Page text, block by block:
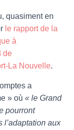
quasiment en
le rapport de la
à
de
La Nouvelle.
a
» où « le Grand
pourront
l’adaptation aux